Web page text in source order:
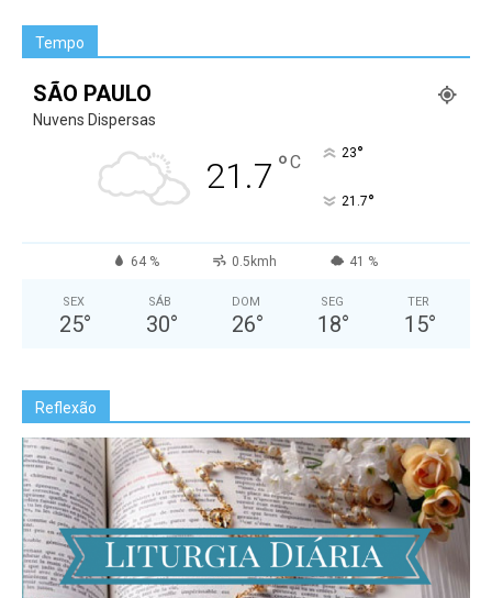
Tempo
SÃO PAULO
Nuvens Dispersas
21.7 °C 23°
21.7°
64 % 0.5kmh 41 %
SEX
25°
SÁB
30°
DOM
26°
SEG
18°
TER
15°
Reflexão